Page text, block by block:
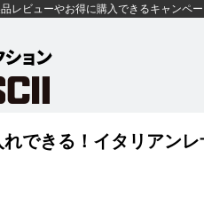
レビューやお得に購入できるキャンペ
できる！イタリアン